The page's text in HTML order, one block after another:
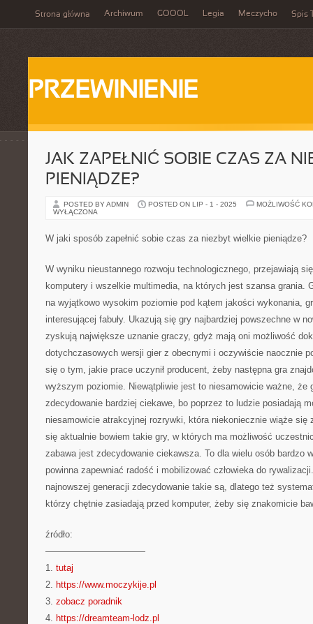
Strona główna Archiwum GOOOL Legia Meczycho Spis
PRZEWINIENIE
JAK ZAPEŁNIĆ SOBIE CZAS ZA
PIENIĄDZE?
POSTED BY ADMIN POSTED ON LIP - 1 - 2025
MOŻLIWOŚĆ
WYŁĄCZONA
W jaki sposób zapełnić sobie czas za niezbyt wielkie pieniądze?
W wyniku nieustannego rozwoju technologicznego, przejawiają
komputery i wszelkie multimedia, na których jest szansa grania.
na wyjątkowo wysokim poziomie pod kątem jakości wykonania,
interesującej fabuły. Ukazują się gry najbardziej powszechne w
zyskują największe uznanie graczy, gdyż mają oni możliwość
dotychczasowych wersji gier z obecnymi i oczywiście naocznie
się o tym, jakie prace uczynił producent, żeby następna gra
wyższym poziomie. Niewątpliwie jest to niesamowicie ważne, że
zdecydowanie bardziej ciekawe, bo poprzez to ludzie posiadają
niesamowicie atrakcyjnej rozrywki, która niekoniecznie wiąże się
się aktualnie bowiem takie gry, w których ma możliwość
zabawa jest zdecydowanie ciekawsza. To dla wielu osób bardzo
powinna zapewniać radość i mobilizować człowieka do
najnowszej generacji zdecydowanie takie są, dlatego też
którzy chętnie zasiadają przed komputer, żeby się znakomicie
źródło:
———————————
1. tutaj
2. https://www.moczykije.pl
3. zobacz poradnik
4. https://dreamteam-lodz.pl